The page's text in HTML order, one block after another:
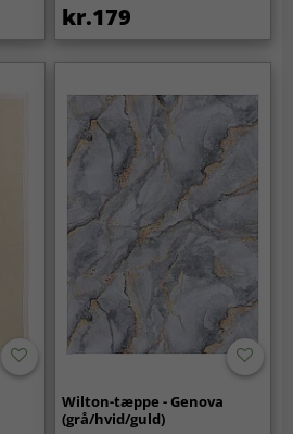
kr.179
Wilton-tæppe - Genova
(grå/hvid/guld)